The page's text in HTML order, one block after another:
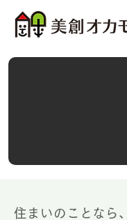
住まいのことなら、